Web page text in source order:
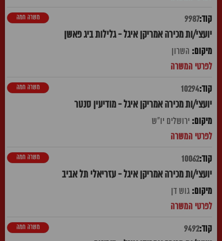
9987
יועצי/ות מכירה אמריקן איגל - גלילות ביג פאשן
משרה חמה
השרון
10294
יועצי/ות מכירה אמריקן איגל - מודיעין סנטר
משרה חמה
ירושלים יו"ש
10062
יועצי/ות מכירה אמריקן איגל - עזריאלי תל אביב
משרה חמה
גוש דן
9492 משרה חמה